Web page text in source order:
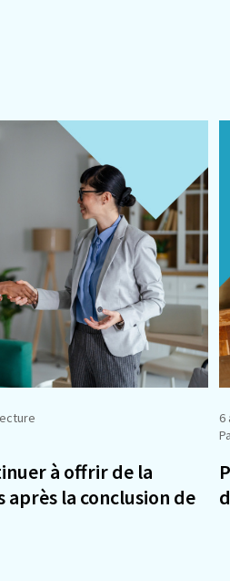
à offrir de la
après la conclusion de
6